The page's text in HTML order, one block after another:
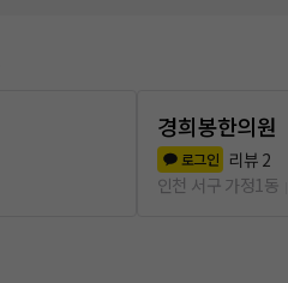
경희봉한의원
로그인 리뷰 2
인천 서구 가정1동